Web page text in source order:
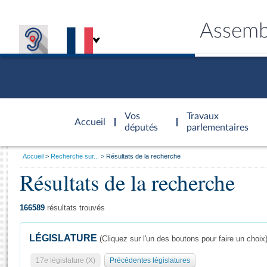
Accueil
d'accueil
Vos
députés
Travaux
parlementaires
Général
Vous
Accueil Recherche sur... Résultats de la recherche
Résultats de la recherche
166589 résultats trouvés
LÉGISLATURE (Cliquez sur l'un des boutons pour faire un choix)
17e législature (X) Précédentes législatures